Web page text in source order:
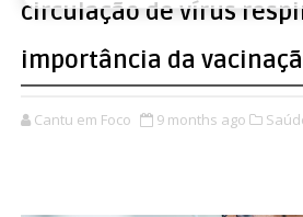
circulação de vírus
importância da
Cantu em Foco 9 months ago